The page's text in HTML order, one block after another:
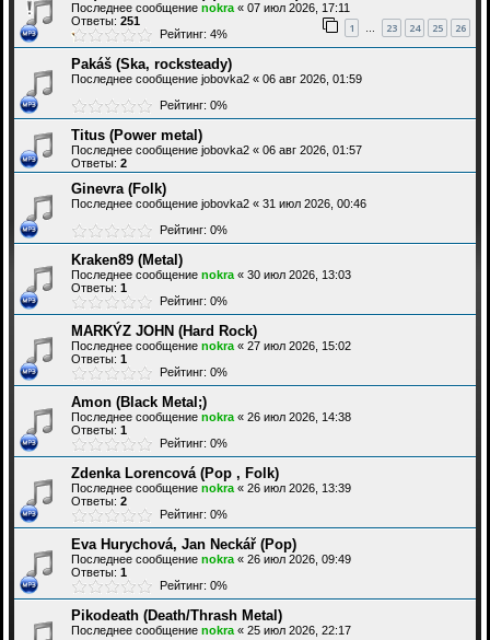
Последнее сообщение nokra « 07 июл 2026, 17:11
Ответы: 251 1 … 23 24 25 26
Рейтинг: 4%
Pakáš (Ska, rocksteady)
Последнее сообщение jobovka2 « 06 авг 2026, 01:59
Рейтинг: 0%
Titus (Power metal)
Последнее сообщение jobovka2 « 06 авг 2026, 01:57
Ответы: 2
Ginevra (Folk)
Последнее сообщение jobovka2 « 31 июл 2026, 00:46
Рейтинг: 0%
Kraken89 (Metal)
Последнее сообщение nokra « 30 июл 2026, 13:03
Ответы: 1
Рейтинг: 0%
MARKÝZ JOHN (Hard Rock)
Последнее сообщение nokra « 27 июл 2026, 15:02
Ответы: 1
Рейтинг: 0%
Amon (Black Metal;)
Последнее сообщение nokra « 26 июл 2026, 14:38
Ответы: 1
Рейтинг: 0%
Zdenka Lorencová (Pop , Folk)
Последнее сообщение nokra « 26 июл 2026, 13:39
Ответы: 2
Рейтинг: 0%
Eva Hurychová, Jan Neckář (Pop)
Последнее сообщение nokra « 26 июл 2026, 09:49
Ответы: 1
Рейтинг: 0%
Pikodeath (Death/Thrash Metal)
Последнее сообщение nokra « 25 июл 2026, 22:17